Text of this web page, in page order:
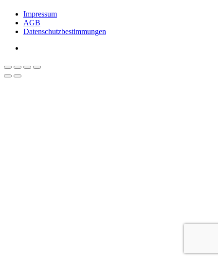
Impressum
AGB
Datenschutzbestimmungen